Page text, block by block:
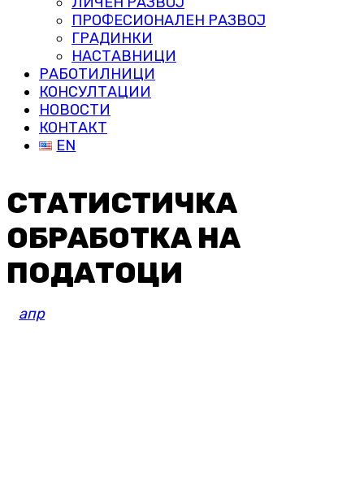
ПРОФЕСИОНАЛЕН РАЗВОЈ
ГРАДИНКИ
НАСТАВНИЦИ
РАБОТИЛНИЦИ
КОНСУЛТАЦИИ
НОВОСТИ
КОНТАКТ
EN
СТАТИСТИЧКА
ОБРАБОТКА НА
ПОДАТОЦИ
апр